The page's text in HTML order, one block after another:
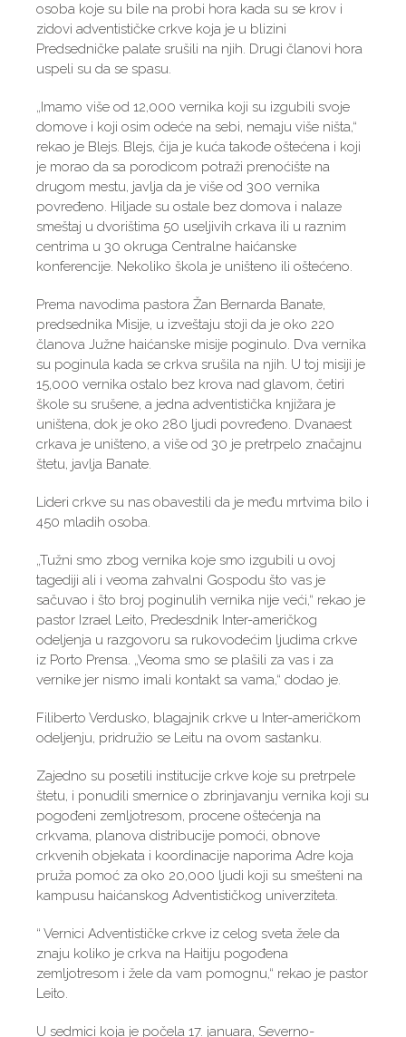
osoba koje su bile na probi hora kada su se krov i
zidovi adventističke crkve koja je u blizini
Predsedničke palate srušili na njih. Drugi članovi hora
uspeli su da se spasu.
„Imamo više od 12,000 vernika koji su izgubili svoje
domove i koji osim odeće na sebi, nemaju više ništa,“
rekao je Blejs. Blejs, čija je kuća takođe oštećena i koji
je morao da sa porodicom potraži prenoćište na
drugom mestu, javlja da je više od 300 vernika
povređeno. Hiljade su ostale bez domova i nalaze
smeštaj u dvorištima 50 useljivih crkava ili u raznim
centrima u 30 okruga Centralne haićanske
konferencije. Nekoliko škola je uništeno ili oštećeno.
Prema navodima pastora Žan Bernarda Banate,
predsednika Misije, u izveštaju stoji da je oko 220
članova Južne haićanske misije poginulo. Dva vernika
su poginula kada se crkva srušila na njih. U toj misiji je
15,000 vernika ostalo bez krova nad glavom, četiri
škole su srušene, a jedna adventistička knjižara je
uništena, dok je oko 280 ljudi povređeno. Dvanaest
crkava je uništeno, a više od 30 je pretrpelo značajnu
štetu, javlja Banate.
Lideri crkve su nas obavestili da je među mrtvima bilo i
450 mladih osoba.
„Tužni smo zbog vernika koje smo izgubili u ovoj
tagediji ali i veoma zahvalni Gospodu što vas je
sačuvao i što broj poginulih vernika nije veći,“ rekao je
pastor Izrael Leito, Predesdnik Inter-američkog
odeljenja u razgovoru sa rukovodećim ljudima crkve
iz Porto Prensa. „Veoma smo se plašili za vas i za
vernike jer nismo imali kontakt sa vama,“ dodao je.
Filiberto Verdusko, blagajnik crkve u Inter-američkom
odeljenju, pridružio se Leitu na ovom sastanku.
Zajedno su posetili institucije crkve koje su pretrpele
štetu, i ponudili smernice o zbrinjavanju vernika koji su
pogođeni zemljotresom, procene oštećenja na
crkvama, planova distribucije pomoći, obnove
crkvenih objekata i koordinacije naporima Adre koja
pruža pomoć za oko 20,000 ljudi koji su smešteni na
kampusu haićanskog Adventističkog univerziteta.
“ Vernici Adventističke crkve iz celog sveta žele da
znaju koliko je crkva na Haitiju pogođena
zemljotresom i žele da vam pomognu,“ rekao je pastor
Leito.
U sedmici koja je počela 17. januara, Severno-